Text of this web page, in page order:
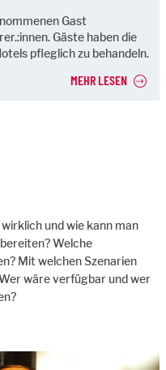
Gast
Gäste haben die
pfleglich zu behandeln.
MEHR LESEN
und wie kann man
Welche
Mit welchen Szenarien
wäre verfügbar und wer